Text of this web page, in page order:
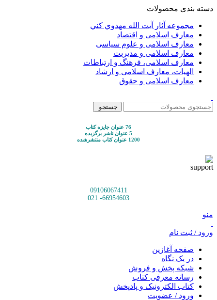
دسته بندی محصولات
مجموعه آثار آيت الله مهدوي كني
معارف اسلامی و اقتصاد
معارف اسلامی و علوم سیاسی
معارف اسلامی و مدیریت
معارف اسلامی، فرهنگ و ارتباطات
الهیات، معارف اسلامی و ارشاد
معارف اسلامی و حقوق
جستجو
76 عنوان جایزه کتاب
5 عنوان ناشر برگزیده
1200 عنوان کتاب منتشرشده
09106067411
66954603- 021
منو
ورود / ثبت نام
صفحه آغازین
در یک نگاه
شبکه پخش و فروش
رسانه معرفی کتاب
کتاب الکترونیک و پادپخش
ورود / عضویت